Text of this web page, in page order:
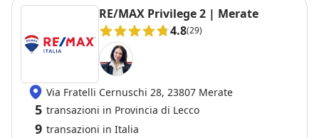
RE/MAX Privilege 2 | Merate
4.8(29)
Via Fratelli Cernuschi 28, 23807 Merate
5 transazioni in Provincia di Lecco
9 transazioni in Italia